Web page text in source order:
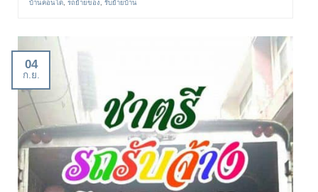
บ้านคอนโด รถย้ายของ รับย้ายบ้าน
04
ก.ย.